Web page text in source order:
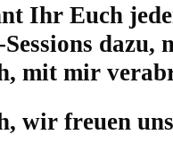
Ihr Euch
dazu,
mit mir
wir freuen